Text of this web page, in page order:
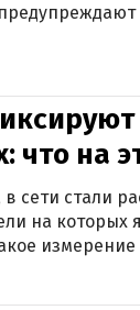
что на
в сети стали
на которых